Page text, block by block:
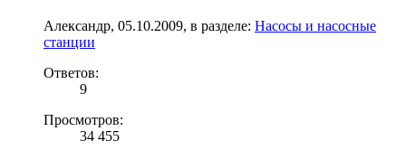
Александр, 05.10.2009, в разделе: Насосы и насосные
станции
Ответов:
9
Просмотров:
34 455